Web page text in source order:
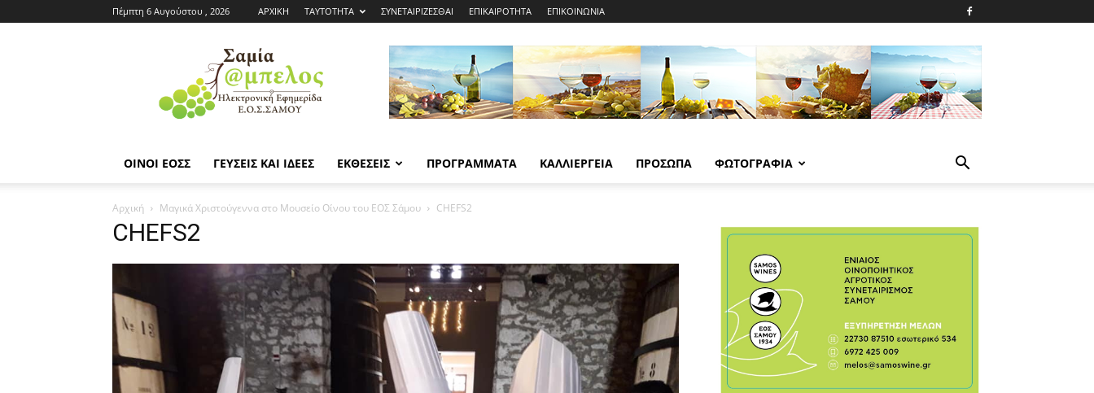
Πέμπτη 6 Αυγούστου , 2026 ΑΡΧΙΚΗ ΤΑΥΤΟΤΗΤΑ ΣΥΝΕΤΑΙΡΙΖΕΣΘΑΙ ΕΠΙΚΑΙΡΟΤΗΤΑ ΕΠΙΚΟΙΝΩΝΙΑ
Εφημερίδα
ΕΟΣΣ
|
Σαμία
ΟΙΝΟΙ ΕΟΣΣ ΓΕΥΣΕΙΣ ΚΑΙ ΙΔΕΕΣ ΕΚΘΕΣΕΙΣ ΠΡΟΓΡΑΜΜΑΤΑ ΚΑΛΛΙΕΡΓΕΙΑ ΠΡΟΣΩΠΑ ΦΩΤΟΓΡΑΦΙΑ
Αρχική Μαγικά Χριστούγεννα στο Μουσείο Οίνου του ΕΟΣ Σάμου CHEFS2
CHEFS2